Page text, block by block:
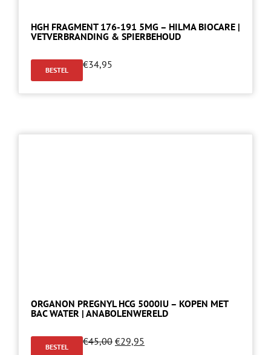
HGH FRAGMENT 176-191 5MG – HILMA BIOCARE |
VETVERBRANDING & SPIERBEHOUD
BESTEL €34,95
ORGANON PREGNYL HCG 5000IU – KOPEN MET
BAC WATER | ANABOLENWERELD
BESTEL €45,00 €29,95